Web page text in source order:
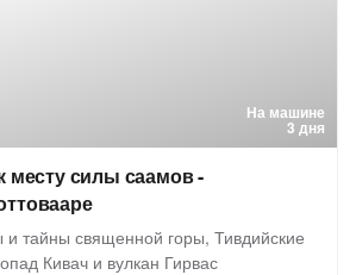
На машине
3 дня
месту силы саамов -
тайны священной горы, Тивдийские
Кивач и вулкан Гирвас